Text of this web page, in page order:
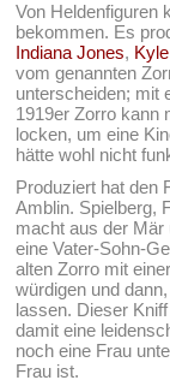
Von Heldenfiguren
bekommen. Es
Indiana Jones,
vom genannten
unterscheiden; mit
1919er Zorro kann
locken, um eine
hätte wohl nicht
Produziert hat den
Amblin. Spielberg,
macht aus der
eine Vater-Sohn-
alten Zorro mit
würdigen und dann,
lassen. Dieser
damit eine
noch eine Frau
Frau ist.